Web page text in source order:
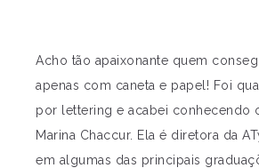
Acho tão apaixonante quem
apenas com caneta e papel! Foi
por lettering e acabei conhecendo
Marina Chaccur. Ela é diretora da
em algumas das principais